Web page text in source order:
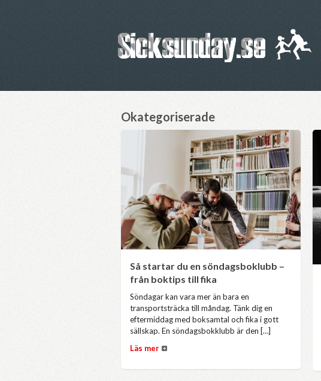
Okategoriserade
Så startar du en söndagsboklubb –
från boktips till fika
Söndagar kan vara mer än bara en
transportsträcka till måndag. Tänk dig en
eftermiddag med boksamtal och fika i gott
sällskap. En söndagsbokklubb är den […]
Läs mer